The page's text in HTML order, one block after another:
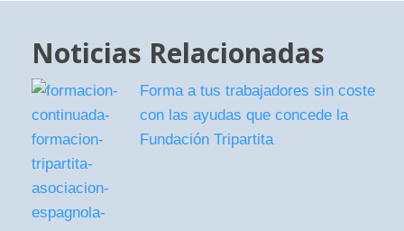
Noticias Relacionadas
Forma a tus trabajadores sin coste
con las ayudas que concede la
Fundación Tripartita